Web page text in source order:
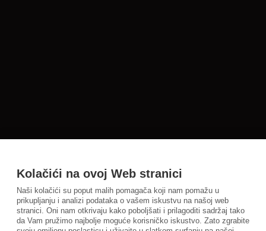
Kolačići na ovoj Web stranici
Naši kolačići su poput malih pomagača koji nam pomažu u
prikupljanju i analizi podataka o vašem iskustvu na našoj web
stranici. Oni nam otkrivaju kako poboljšati i prilagoditi sadržaj tako
da Vam pružimo najbolje moguće korisničko iskustvo. Zato zgrabite